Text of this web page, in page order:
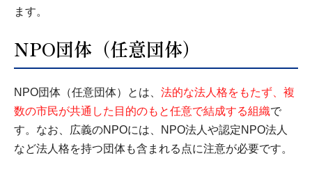
ます。
NPO団体（任意団体）
NPO団体（任意団体）とは、 法的な法人格をもたず、複
数の市民が共通した目的のもと任意で結成する組織で
す。なお、広義のNPOには、NPO法人や認定NPO法人
など法人格を持つ団体も含まれる点に注意が必要です。